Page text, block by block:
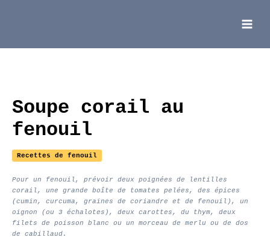
Main
Menu
Soupe corail au
fenouil
Recettes de fenouil
Pour un fenouil, prévoir deux poignées de lentilles
corail, une grande boîte de tomates pelées, des épices
(cumin, curcuma, graines de coriandre et de fenouil), un
oignon (ou 3 échalotes), deux carottes, du thym, deux
filets de poisson blanc ou un morceau de merlu ou de dos
de cabillaud.